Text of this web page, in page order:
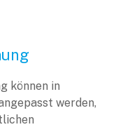
können in
werden,